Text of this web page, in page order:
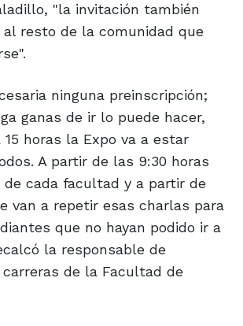
"la invitación también
resto de la comunidad que
ninguna preinscripción;
ganas de ir lo puede hacer,
horas la Expo va a estar
A partir de las 9:30 horas
de cada facultad y a partir de
van a repetir esas charlas para
que no hayan podido ir a
la responsable de
de la Facultad de